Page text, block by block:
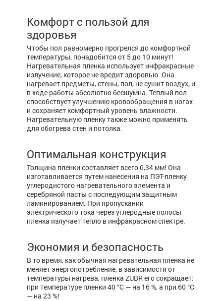
Комфорт с пользой для
здоровья
Чтобы пол равномерно прогрелся до комфортной
температуры, понадобится от 5 до 10 минут!
Нагревательная пленка использует инфракрасные
излучение, которое не вредит здоровью. Она
нагревает предметы, стены, пол, не сушит воздух, и
в ходе работы абсолютно бесшумна. Теплый пол
способствует улучшению кровообращения в ногах
и сохраняет комфортный уровень влажности.
Нагревательную пленку также можно применять
для обогрева стен и потолка.
Оптимальная конструкция
Толщина пленки составляет всего 0,34 мм! Она
изготавливается путем нанесения на ПЭТ-пленку
углеродистого нагревательного элемента и
серебряной пасты с последующим защитным
ламинированием. При пропускании
электрического тока через углеродные полосы
пленка излучает тепло в инфракрасном спектре.
Экономия и безопасность
В то время, как обычная нагревательная пленка не
меняет энергопотребление, в зависимости от
температуры нагрева, пленка ZUBR его сокращает:
при температуре пленки 40 °С — на 16 %, а при 60 °С
— на 23 %!